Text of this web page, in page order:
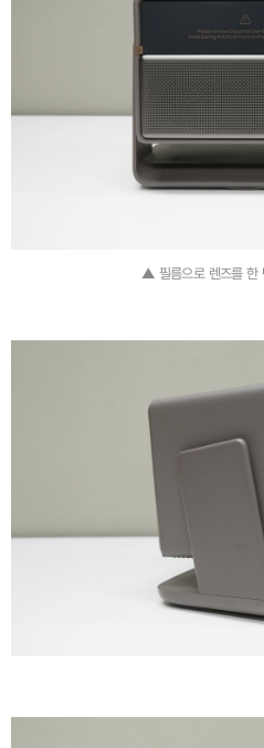
▲ 필름으로 렌즈를 한